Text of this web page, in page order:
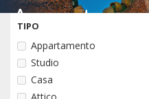
annuale a
TIPO
Appartamento
Studio
Casa